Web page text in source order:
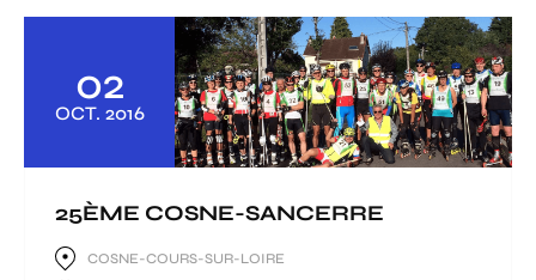
02
OCT. 2016
25ÈME COSNE-SANCERRE
COSNE-COURS-SUR-LOIRE